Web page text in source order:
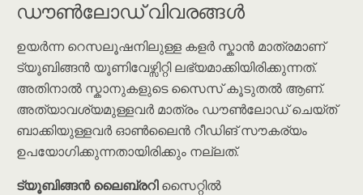
ഡൗൺലോഡ് വിവരങ്ങൾ
ഉയർന്ന റെസലൂഷനിലുള്ള കളർ സ്കാൻ മാത്രമാണ്
ട്യൂബിങ്ങൻ യൂണിവേഴ്സിറ്റി ലഭ്യമാക്കിയിരിക്കുന്നത്.
അതിനാൽ സ്കാനുകളുടെ സൈസ് കൂടുതൽ ആണ്.
അത്യാവശ്യമുള്ളവർ മാത്രം ഡൗൺലോഡ് ചെയ്ത്
ബാക്കിയുള്ളവർ ഓൺലൈൻ റീഡിങ് സൗകര്യം
ഉപയോഗിക്കുന്നതായിരിക്കും നല്ലത്.
ട്യൂബിങ്ങൻ ലൈബ്രറിസൈറ്റിൽ